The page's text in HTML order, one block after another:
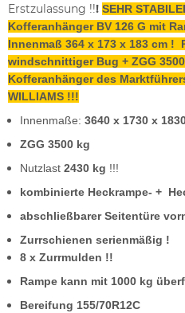
Erstzulassung !!! SEHR
Kofferanhänger BV 126 G mit
Innenmaß 364 x 173 x 183 cm !
windschnittiger Bug + ZGG
Kofferanhänger des
WILLIAMS !!!
Innenmaße: 3640 x 1730 x
ZGG 3500 kg
Nutzlast 2430 kg !!!
kombinierte Heckrampe- +
abschließbarer Seitentüre
Zurrschienen serienmäßig !
8 x Zurrmulden !!
Rampe kann mit 1000 kg
Bereifung 155/70R12C